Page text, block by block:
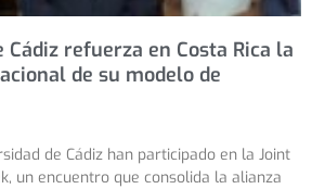
Cádiz refuerza en Costa Rica la
de su modelo de
de Cádiz han participado en la Joint
un encuentro que consolida la alianza